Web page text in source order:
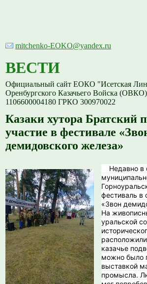
mitchenko-EOKO@yandex.ru
ВЕСТИ
Официальный сайт ЕОКО "Исетская
Оренбургского Казачьего Войска
1106600004180 ГРКО 300970022
Казаки хутора Братский
участие в фестивале
демидовского железа»
Недавно в
фестиваль в
«Звон
На
уральской
казачье
можно было
выставкой
промысла.